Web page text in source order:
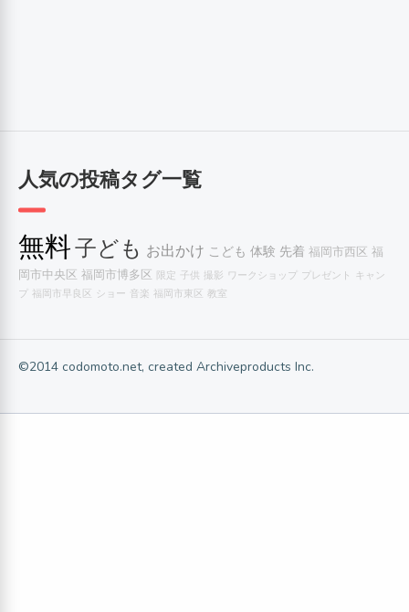
人気の投稿タグ一覧
無料子ども お出かけ こども 体験 先着 福岡市西区 福
岡市中央区 福岡市博多区 限定 子供 撮影 ワークショップ プレゼント キャン
プ 福岡市早良区 ショー 音楽 福岡市東区 教室
©2014 codomoto.net, created Archiveproducts Inc.